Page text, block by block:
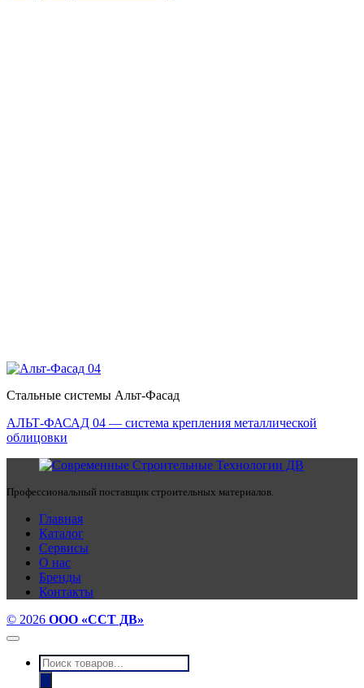
Стальные системы Альт-Фасад
АЛЬТ-ФАСАД 04 — система крепления металлической
облицовки
Профессиональный поставщик строительных материалов.
Главная
Каталог
Сервисы
О нас
Бренды
Контакты
© 2026 ООО «ССТ ДВ»
Поиск
товаров